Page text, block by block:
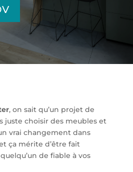
, on sait qu’un projet de
juste choisir des meubles et
vrai changement dans
ça mérite d’être fait
de fiable à vos